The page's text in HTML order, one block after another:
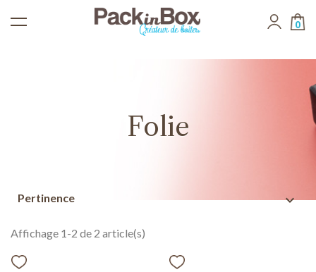
0
Folie
Pertinence expand_more
Affichage 1-2 de 2 article(s)